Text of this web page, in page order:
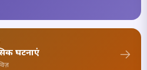
घटनाएं